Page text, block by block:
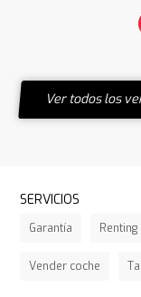
Ver todos los
SERVICIOS
Garantía Renting
Vender coche